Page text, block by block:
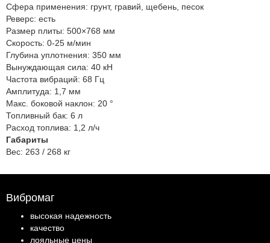
Сфера применения: грунт, гравий, щебень, песок
Реверс: есть
Размер плиты: 500×768 мм
Скорость: 0-25 м/мин
Глубина уплотнения: 350 мм
Вынуждающая сила: 40 кН
Частота вибраций: 68 Гц
Амплитуда: 1,7 мм
Макс. боковой наклон: 20 °
Топливный бак: 6 л
Расход топлива: 1,2 л/ч
Габариты
Вес: 263 / 268 кг
Вибромаг
высокая надежность
качество
лояльные цены